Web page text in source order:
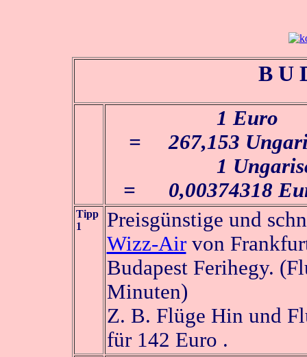
B U
1
= 267,153
1
= 0,00374318
Tipp
1
Preisgünstige und
Wizz-Airvon
Budapest Ferihegy.
Minuten)
Z. B. Flüge Hin und
für 142 Euro .